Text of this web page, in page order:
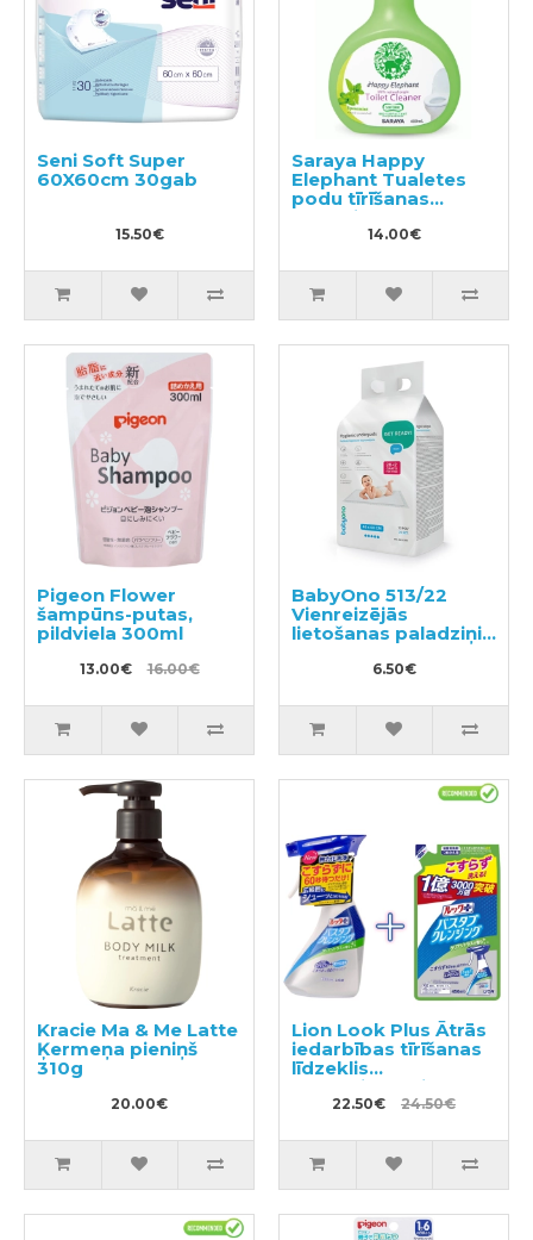
Seni Soft Super
60X60cm 30gab
15.50€
Saraya Happy
Elephant Tualetes
podu tīrīšanas
līdzeklis 400ml
14.00€
Pigeon Flower
šampūns-putas,
pildviela 300ml
13.00€ 16.00€
BabyOno 513/22
Vienreizējās
lietošanas paladziņi
6.50€
Kracie Ma & Me Latte
Ķermeņa pieniņš
310g
20.00€
Lion Look Plus Ātrās
iedarbības tīrīšanas
līdzeklis
vannasistabai ar
citrusaugļu aromātu
450ml
22.50€ 24.50€